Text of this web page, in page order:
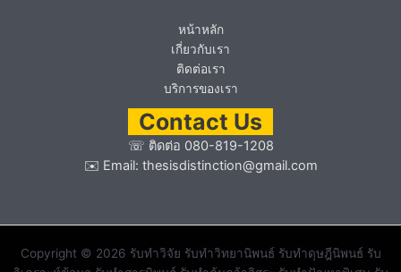
หน้าหลัก
เกี่ยวกับเรา
ติดต่อเรา
บริการของเรา
Contact Us
☏ ติดต่อ 080-819-1208
✉️ Email: thesisdistinction@gmail.com
Copyright © 2026 รับทำวิจัย รับทำวิทยานิพนธ์ รับทำดุษฎีนิพนธ์ รับ